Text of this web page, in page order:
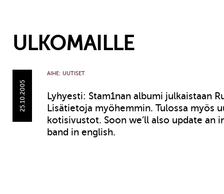
ULKOMAILLE
25.10.2005
AIHE: UUTISET
Lyhyesti: Stam1nan albumi julkaistaan
Lisätietoja myöhemmin. Tulossa myös
kotisivustot. Soon we’ll also update an
band in english.